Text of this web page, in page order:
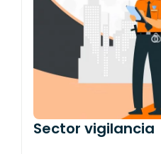
Sector vigilancia